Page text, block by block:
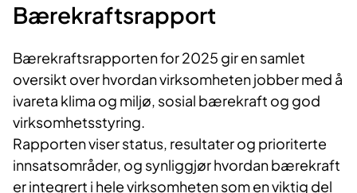
Bærekraftsrapport
Bærekraftsrapporten for 2025 gir en samlet
oversikt over hvordan virksomheten jobber med å
ivareta klima og miljø, sosial bærekraft og god
virksomhetsstyring.
Rapporten viser status, resultater og prioriterte
innsatsområder, og synliggjør hvordan bærekraft
er integrert i hele virksomheten som en viktig del